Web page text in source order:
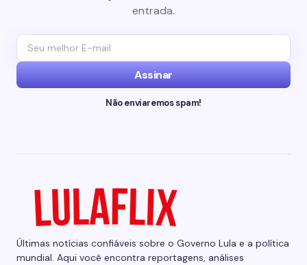
entrada.
Assinar
Não enviaremos spam!
Últimas notícias confiáveis sobre o Governo Lula e a política
mundial. Aqui você encontra reportagens, análises